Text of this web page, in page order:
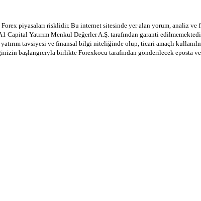
piyasaları risklidir. Bu internet sitesinde yer alan yorum, analiz
Yatırım Menkul Değerler A.Ş. tarafından garanti
tavsiyesi ve finansal bilgi niteliğinde olup, ticari amaçlı
başlangıcıyla birlikte Forexkocu tarafından gönderilecek eposta